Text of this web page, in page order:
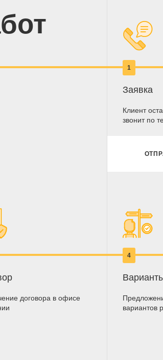
1
Заявка
Клиент
звонит по
4
вариантов
договора в офисе